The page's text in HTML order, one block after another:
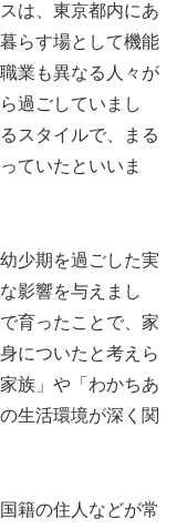
は、東京都内にあ
らす場として機能
業も異なる人々が
過ごしていまし
スタイルで、まる
ていたといいま
少期を過ごした実
影響を与えまし
育ったことで、家
についたと考えら
族」や「わかちあ
生活環境が深く関
籍の住人などが常